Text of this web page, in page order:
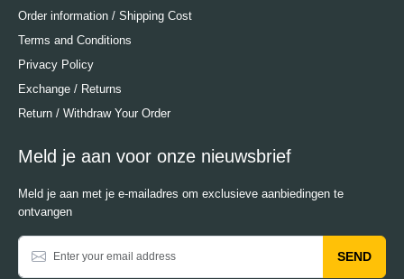
Order information / Shipping Cost
Terms and Conditions
Privacy Policy
Exchange / Returns
Return / Withdraw Your Order
Meld je aan voor onze nieuwsbrief
Meld je aan met je e-mailadres om exclusieve aanbiedingen te
ontvangen
SEND